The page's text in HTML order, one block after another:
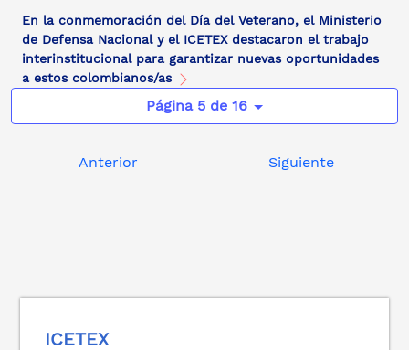
En la conmemoración del Día del Veterano, el Ministerio
de Defensa Nacional y el ICETEX destacaron el trabajo
interinstitucional para garantizar nuevas oportunidades
a estos colombianos/as
Página 5 de 16
Anterior Siguiente
ICETEX